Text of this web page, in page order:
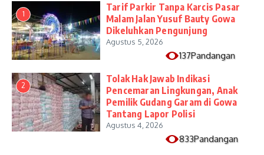
1
Tarif Parkir Tanpa Karcis Pasar
Malam Jalan Yusuf Bauty Gowa
Dikeluhkan Pengunjung
Agustus 5, 2026
137Pandangan
2
Tolak Hak Jawab Indikasi
Pencemaran Lingkungan, Anak
Pemilik Gudang Garam di Gowa
Tantang Lapor Polisi
Agustus 4, 2026
833Pandangan